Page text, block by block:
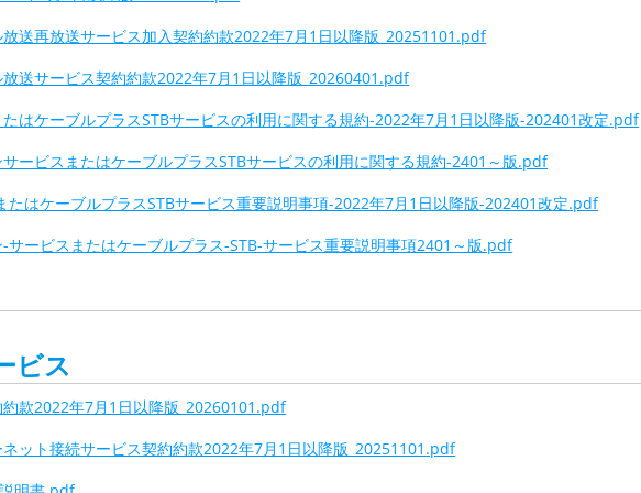
送再放送サービス加入契約約款2022年7月1日以降版_20251101.pdf
送サービス契約約款2022年7月1日以降版_20260401.pdf
はケーブルプラスSTBサービスの利用に関する規約-2022年7月1日以降版-202401改定.pdf
ービスまたはケーブルプラスSTBサービスの利用に関する規約-2401～版.pdf
たはケーブルプラスSTBサービス重要説明事項-2022年7月1日以降版-202401改定.pdf
ービスまたはケーブルプラス-STB-サービス重要説明事項2401～版.pdf
ビス
款2022年7月1日以降版_20260101.pdf
ット接続サービス契約約款2022年7月1日以降版_20251101.pdf